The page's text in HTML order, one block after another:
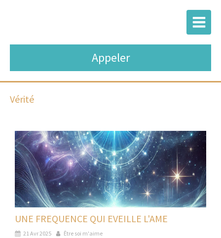
Appeler
Vérité
UNE FREQUENCE QUI EVEILLE L'AME
21 Avr 2025 Être soi m'aime